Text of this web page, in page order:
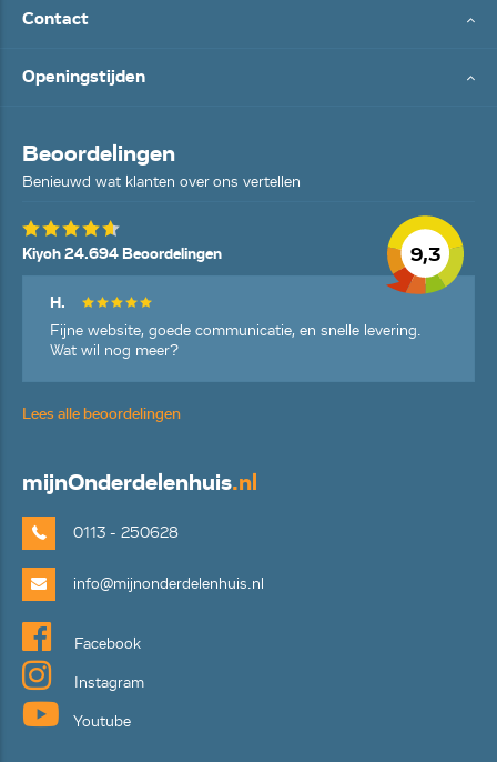
Contact
Openingstijden
Beoordelingen
Benieuwd wat klanten over ons vertellen
9,3
Kiyoh 24.694 Beoordelingen
H.
Fijne website, goede communicatie, en snelle levering.
Wat wil nog meer?
Lees alle beoordelingen
mijnOnderdelenhuis.nl
0113 - 250628
info@mijnonderdelenhuis.nl
Facebook
Instagram
Youtube